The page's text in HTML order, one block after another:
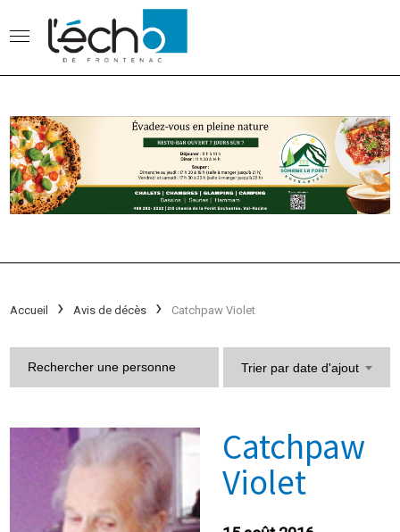
Accueil Avis de décès Catchpaw Violet
Trier par date d'ajout
Catchpaw
Violet